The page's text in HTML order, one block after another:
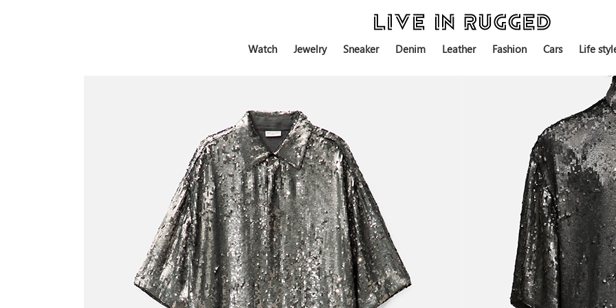
Watch Jewelry Sneaker Denim Leather Fashion Cars Life